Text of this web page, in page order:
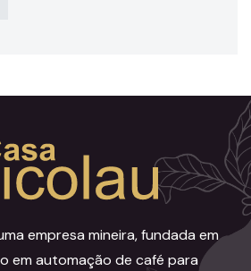
empresa mineira, fundada em
em automação de café para